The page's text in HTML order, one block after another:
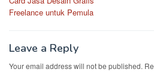
Freelance untuk Pemula
Leave a Reply
Your email address will not be published.